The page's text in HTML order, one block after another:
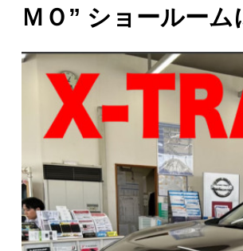
ＭＯ” ショールー